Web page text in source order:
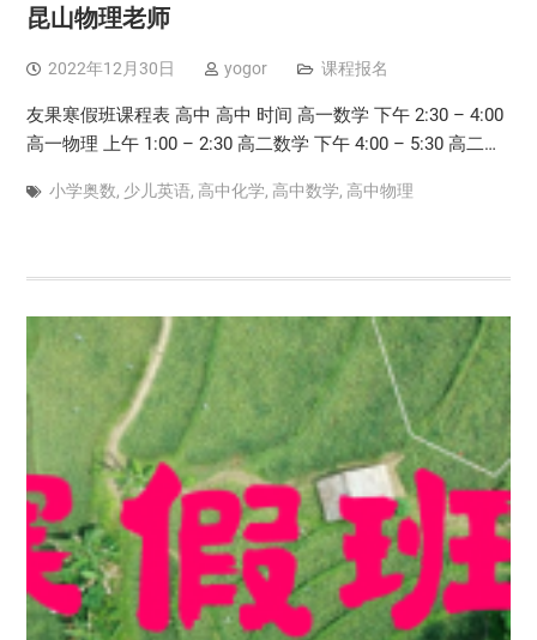
昆山物理老师
2022年12月30日 yogor 课程报名
友果寒假班课程表 高中 高中 时间 高一数学 下午 2:30 – 4:00
高一物理 上午 1:00 – 2:30 高二数学 下午 4:00 – 5:30 高二…
小学奥数, 少儿英语, 高中化学, 高中数学, 高中物理